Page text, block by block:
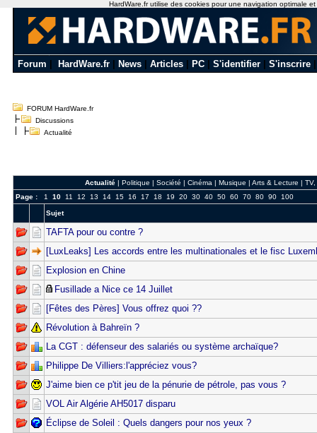
Forum HardWare.fr News Articles PC S'identifier S'inscrire
FORUM HardWare.fr
Discussions
Actualité
Actualité| Politique | Société | Cinéma | Musique | Arts & Lecture |
Page :
1 10 11 12 13 14 15 16 17 18 19 20 30 40 50 60 70 80 90 100
Sujet
TAFTA pour ou contre ?
[LuxLeaks] Les accords entre les multinationales et le fisc
Explosion en Chine
Fusillade a Nice ce 14 Juillet
[Fêtes des Pères] Vous offrez quoi ??
Révolution à Bahreïn ?
La CGT : défenseur des salariés ou système archaïque?
Philippe De Villiers:l'appréciez vous?
J'aime bien ce p'tit jeu de la pénurie de pétrole, pas vous ?
VOL Air Algérie AH5017 disparu
Éclipse de Soleil : Quels dangers pour nos yeux ?
HardWare.fr utilise des cookies pour une navigation optimale